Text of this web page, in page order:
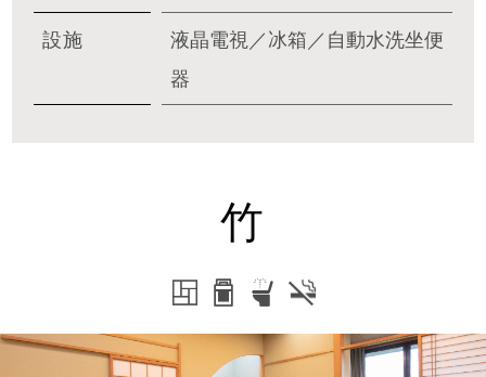
設施
液晶電視／冰箱／自動水洗坐便
器
竹